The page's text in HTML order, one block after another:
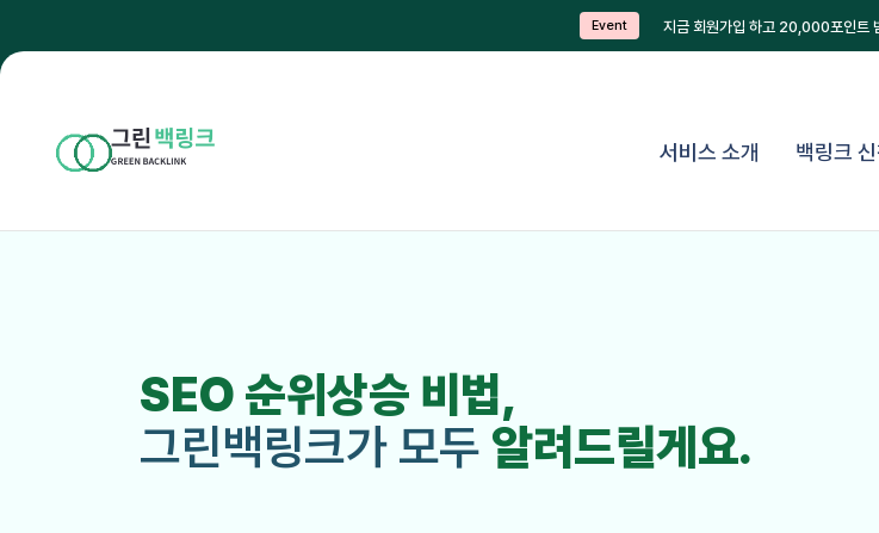
Event 지금 회원가입 하고 20,000포인트
서비스 소개 백링크
SEO 순위상승 비법,
그린백링크가 모두 알려드릴게요.